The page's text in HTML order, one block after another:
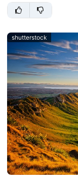
shutterstock